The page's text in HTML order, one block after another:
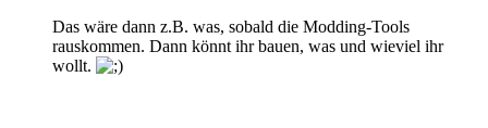
Das wäre dann z.B. was, sobald die Modding-Tools
rauskommen. Dann könnt ihr bauen, was und wieviel ihr
wollt.